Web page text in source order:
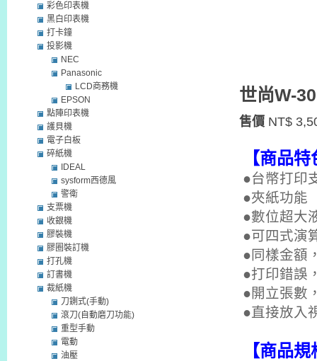
世尚W-
售價 NT$
【商品
●台幣打印
●夾紙功能
●數位超大
●可四式演
● 同樣金額
●打印錯誤
●開立張數
●直接放入
【商品
彩色印表機
黑白印表機
打卡鐘
投影機
NEC
Panasonic
LCD商務機
EPSON
點陣印表機
護貝機
電子白板
碎紙機
IDEAL
sysform西德風
警衛
支票機
收銀機
膠裝機
膠圈裝訂機
打孔機
訂書機
裁紙機
刀鍘式(手動)
滾刀(自動磨刀功能)
重型手動
電動
油壓